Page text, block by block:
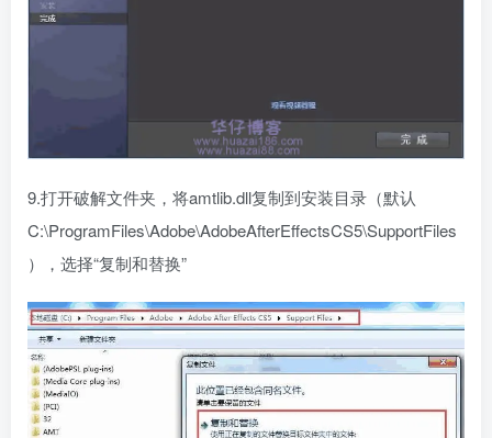
9.打开破解文件夹，将amtlib.dll复制到安装目录（默认
C:\ProgramFiles\Adobe\AdobeAfterEffectsCS5\SupportFiles
），选择“复制和替换”